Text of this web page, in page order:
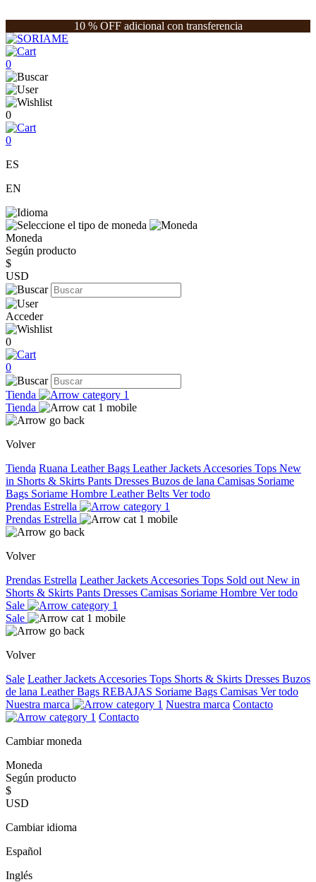
10 % OFF adicional con transferencia
0
0
0
ES
EN
Moneda
Según producto
$
USD
Acceder
0
0
Tienda
Tienda
Volver
Tienda Ruana Leather Bags Leather Jackets Accesories Tops New
in Shorts & Skirts Pants Dresses Buzos de lana Camisas Soriame
Bags Soriame Hombre Leather Belts Ver todo
Prendas Estrella
Prendas Estrella
Volver
Prendas Estrella Leather Jackets Accesories Tops Sold out New in
Shorts & Skirts Pants Dresses Camisas Soriame Hombre Ver todo
Sale
Sale
Volver
Sale Leather Jackets Accesories Tops Shorts & Skirts Dresses Buzos
de lana Leather Bags REBAJAS Soriame Bags Camisas Ver todo
Nuestra marca
Nuestra marca Contacto
Contacto
Cambiar moneda
Moneda
Según producto
$
USD
Cambiar idioma
Español
Inglés